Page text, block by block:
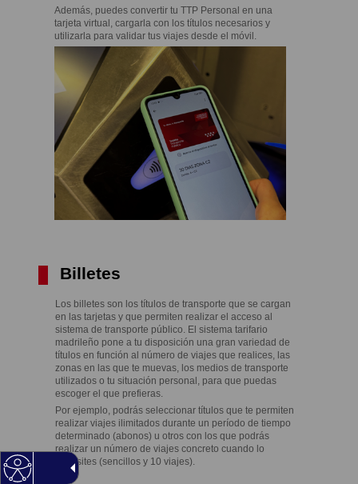
Además, puedes convertir tu TTP Personal en una
tarjeta virtual, cargarla con los títulos necesarios y
utilizarla para validar tus viajes desde el móvil.
Billetes
Los billetes son los títulos de transporte que se cargan
en las tarjetas y que permiten realizar el acceso al
sistema de transporte público. El sistema tarifario
madrileño pone a tu disposición una gran variedad de
títulos en función al número de viajes que realices, las
zonas en las que te muevas, los medios de transporte
utilizados o tu situación personal, para que puedas
escoger el que prefieras.
Por ejemplo, podrás seleccionar títulos que te permiten
realizar viajes ilimitados durante un período de tiempo
determinado (abonos) u otros con los que podrás
realizar un número de viajes concreto cuando lo
necesites (sencillos y 10 viajes).